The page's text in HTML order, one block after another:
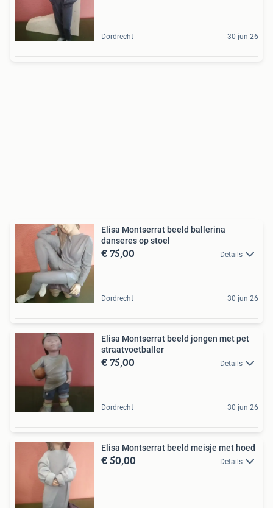
Dordrecht 30 jun 26
Elisa Montserrat beeld ballerina
danseres op stoel
€ 75,00 Details
Dordrecht 30 jun 26
Elisa Montserrat beeld jongen met pet
straatvoetballer
€ 75,00 Details
Dordrecht 30 jun 26
Elisa Montserrat beeld meisje met hoed
€ 50,00 Details